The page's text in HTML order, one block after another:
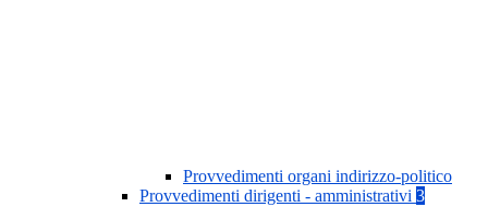
Provvedimenti organi indirizzo-politico
Provvedimenti dirigenti - amministrativi 3